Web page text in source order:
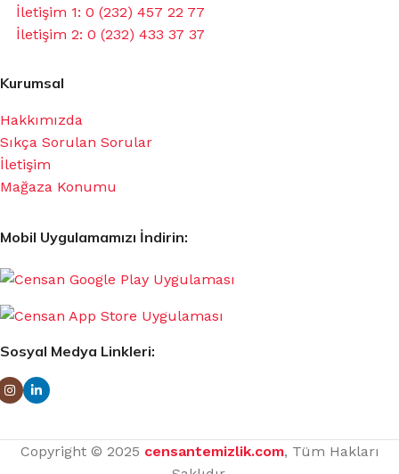
İletişim 1: 0 (232) 457 22 77
İletişim 2: 0 (232) 433 37 37
Kurumsal
Hakkımızda
Sıkça Sorulan Sorular
İletişim
Mağaza Konumu
Mobil Uygulamamızı İndirin:
Sosyal Medya Linkleri:
Copyright © 2025 censantemizlik.com, Tüm Hakları